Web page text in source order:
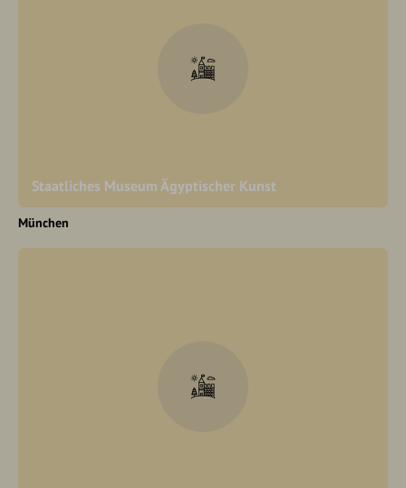
Staatliches Museum Ägyptischer Kunst
München